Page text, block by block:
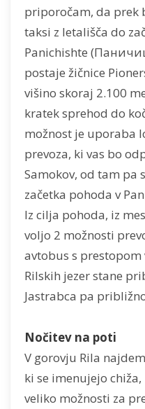
priporočam, da prek
taksi z letališča do
Panichishte
postaje žičnice
višino skoraj 2.100
kratek sprehod do
možnost je uporaba
prevoza, ki vas bo
Samokov, od tam pa
začetka pohoda v
Iz cilja pohoda, iz
voljo 2 možnosti
avtobus s prestopom
Rilskih jezer stane
Jastrabca pa
Nočitev na poti
V gorovju Rila
ki se imenujejo
veliko možnosti za